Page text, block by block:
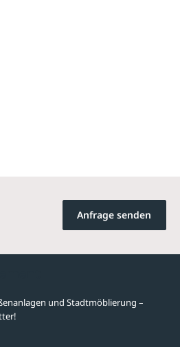
Anfrage senden
und Stadtmöblierung –